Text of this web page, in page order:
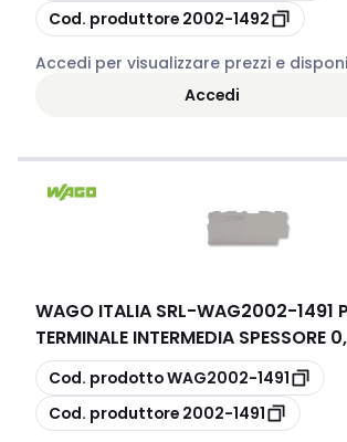
copia
Cod. produttore 2002-1492
Accedi per visualizzare prezzi e
Accedi
WAGO ITALIA SRL-WAG2002-1491
TERMINALE INTERMEDIA SPESSORE 0,
copia
Cod. prodottoWAG2002-1491
copia
Cod. produttore 2002-1491